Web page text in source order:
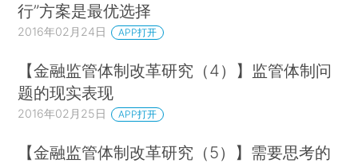
行”方案是最优选择
2016年02月24日 APP打开
【金融监管体制改革研究（4）】监管体制问
题的现实表现
2016年02月25日 APP打开
【金融监管体制改革研究（5）】需要思考的